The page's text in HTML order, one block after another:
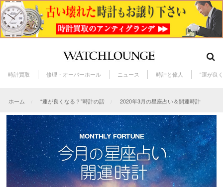
時計買取 修理・オーバーホール ニュース 時計と偉人 “運が良
ホーム “運が良くなる？”時計の話 2020年3月の星座占い＆開運時計